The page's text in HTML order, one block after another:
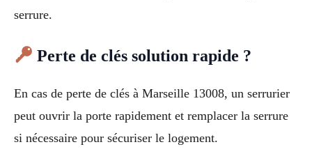
serrure.
Perte de clés solution rapide ?
En cas de perte de clés à Marseille 13008, un serrurier
peut ouvrir la porte rapidement et remplacer la serrure
si nécessaire pour sécuriser le logement.